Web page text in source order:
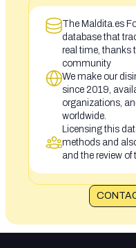
The Maldita.es
database that
real time, thanks
community
We make our
since 2019,
organizations,
worldwide.
Licensing this
methods and
and the review of